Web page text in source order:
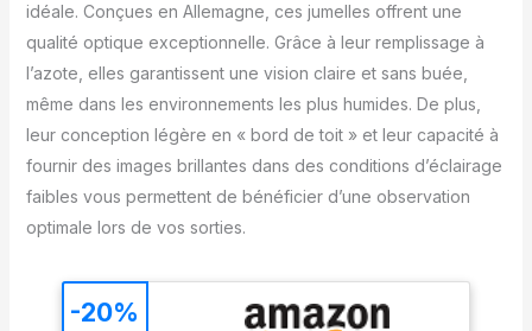
idéale. Conçues en Allemagne, ces jumelles offrent une
qualité optique exceptionnelle. Grâce à leur remplissage à
l’azote, elles garantissent une vision claire et sans buée,
même dans les environnements les plus humides. De plus,
leur conception légère en « bord de toit » et leur capacité à
fournir des images brillantes dans des conditions d’éclairage
faibles vous permettent de bénéficier d’une observation
optimale lors de vos sorties.
-20%